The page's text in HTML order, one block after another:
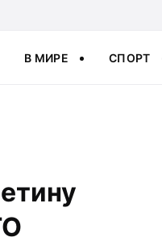
В МИРЕ СПОРТ